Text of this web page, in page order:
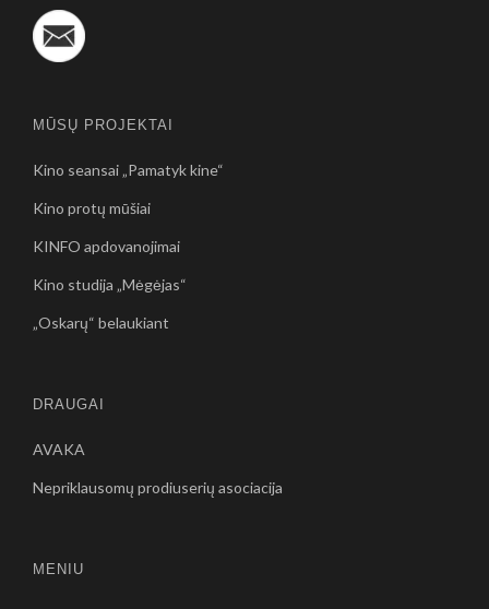
MŪSŲ PROJEKTAI
Kino seansai „Pamatyk kine“
Kino protų mūšiai
KINFO apdovanojimai
Kino studija „Mėgėjas“
„Oskarų“ belaukiant
DRAUGAI
AVAKA
Nepriklausomų prodiuserių asociacija
MENIU